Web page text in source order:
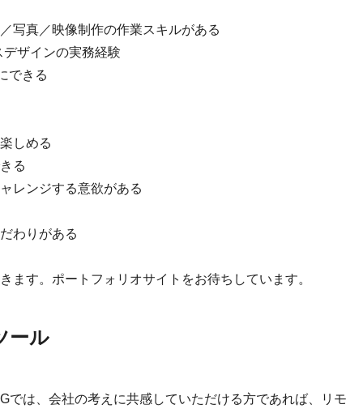
写真／映像制作の作業スキルがある
ザインの実務経験
できる
しめる
る
レンジする意欲がある
わりがある
す。ポートフォリオサイトをお待ちしています。
ール
では、会社の考えに共感していただける方であれば、リモ